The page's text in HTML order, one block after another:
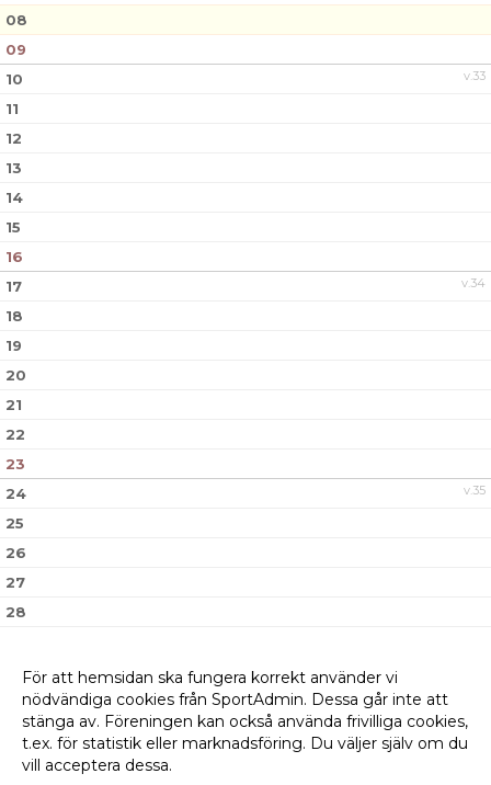
08
09
v.33
10
11
12
13
14
15
16
v.34
17
18
19
20
21
22
23
v.35
24
25
26
27
28
30För att hemsidan ska fungera korrekt använder vi
nödvändiga cookies från SportAdmin. Dessa går inte att
stänga av. Föreningen kan också använda frivilliga cookies,
t.ex. för statistik eller marknadsföring. Du väljer själv om du
vill acceptera dessa.